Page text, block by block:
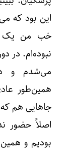
این بود که
خب من یک
نبوده‌ام. در
می‌شدم و
همین‌طور
جاهایی هم
اصلاً حضور
بودیم و